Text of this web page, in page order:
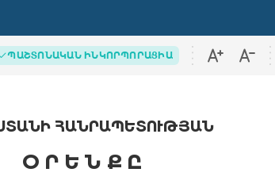
ՊԱՇՏՈՆԱԿԱՆ ԻՆԿՈՐՊՈՐԱՑԻԱ
ՀԱՆՐԱՊԵՏՈՒԹՅԱՆ
Օ Ր Ե Ն Ք Ը